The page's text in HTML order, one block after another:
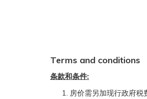
Terms and conditions
条款和条件:
房价需另加现行政府税